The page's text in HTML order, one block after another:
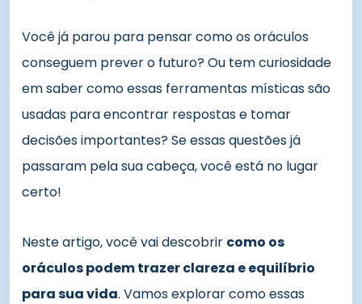
Você já parou para pensar como os oráculos
conseguem prever o futuro? Ou tem curiosidade
em saber como essas ferramentas místicas são
usadas para encontrar respostas e tomar
decisões importantes? Se essas questões já
passaram pela sua cabeça, você está no lugar
certo!
Neste artigo, você vai descobrir como os
oráculos podem trazer clareza e equilíbrio
para sua vida. Vamos explorar como essas